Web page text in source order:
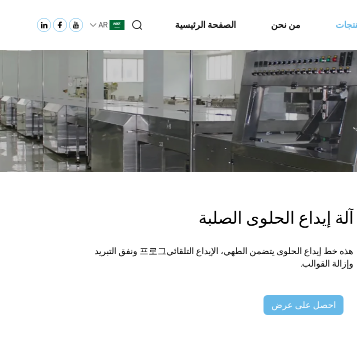
الصفحة الرئيسية من نحن AR
آلة إيداع الحلوى الصلبة
هذه خط إيداع الحلوى يتضمن الطهي، الإيداع التلقائي프로그 ونفق التبريد
وإزالة القوالب.
احصل على عرض